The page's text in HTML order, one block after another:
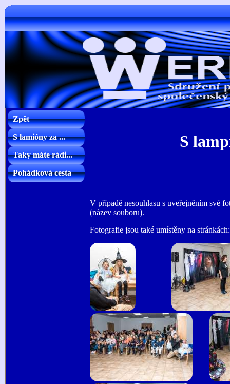
Zpět
S lamióny za ...
Taky máte rádi...
Pohádková cesta
S
V případě nesouhlasu s uveřejněním své
(název souboru).
Fotografie jsou také umístěny na